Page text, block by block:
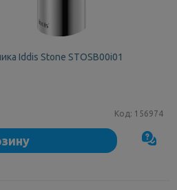
Iddis Stone STOSB00i01
Код: 156974